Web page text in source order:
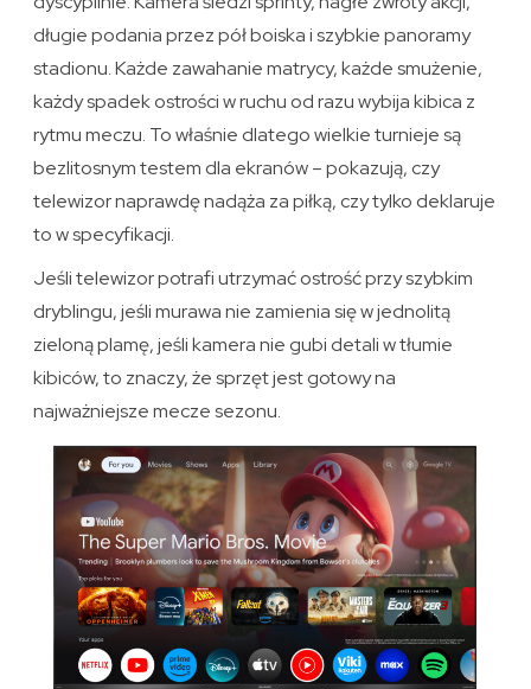
długie podania przez pół boiska i szybkie panoramy
stadionu. Każde zawahanie matrycy, każde smużenie,
każdy spadek ostrości w ruchu od razu wybija kibica z
rytmu meczu. To właśnie dlatego wielkie turnieje są
bezlitosnym testem dla ekranów – pokazują, czy
telewizor naprawdę nadąża za piłką, czy tylko deklaruje
to w specyfikacji.
Jeśli telewizor potrafi utrzymać ostrość przy szybkim
dryblingu, jeśli murawa nie zamienia się w jednolitą
zieloną plamę, jeśli kamera nie gubi detali w tłumie
kibiców, to znaczy, że sprzęt jest gotowy na
najważniejsze mecze sezonu.